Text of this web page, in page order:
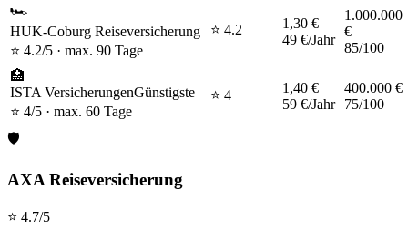
🏎️
HUK-Coburg Reiseversicherung
⭐ 4.2/5 · max. 90 Tage
⭐ 4.2
1,30 €
49 €/Jahr
1.000.000
€
85/100
🏥
ISTA VersicherungenGünstigste
⭐ 4/5 · max. 60 Tage
⭐ 4
1,40 €
59 €/Jahr
400.000 €
75/100
🛡️
AXA Reiseversicherung
⭐ 4.7/5